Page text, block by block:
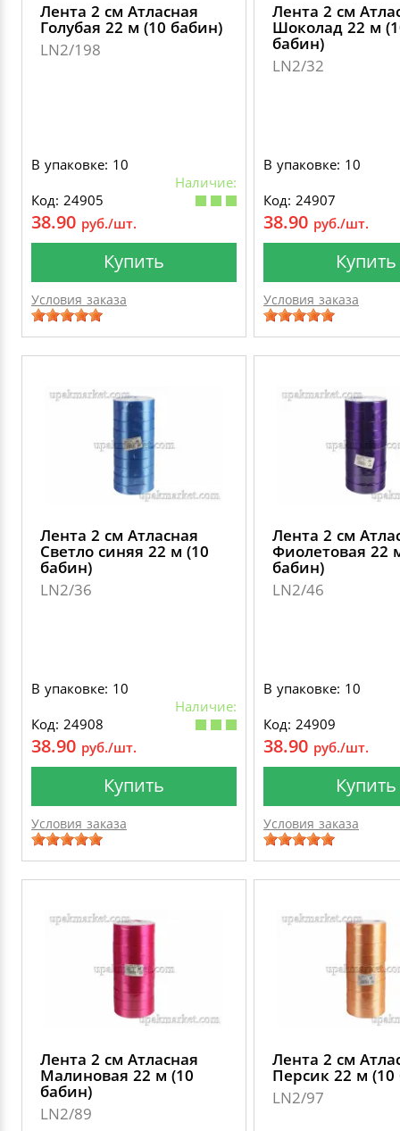
Лента 2 см Атласная
Голубая 22 м (10 бабин)
LN2/198
В упаковке: 10
Наличие:
Код: 24905
38.90 руб./шт.
Купить
Условия заказа
Лента 2 см
Шоколад 22 м
бабин)
LN2/32
В упаковке: 10
Код: 24907
38.90 руб./шт.
Купить
Условия заказа
Лента 2 см Атласная
Светло синяя 22 м (10
бабин)
LN2/36
В упаковке: 10
Наличие:
Код: 24908
38.90 руб./шт.
Купить
Условия заказа
Лента 2 см
Фиолетовая 22
бабин)
LN2/46
В упаковке: 10
Код: 24909
38.90 руб./шт.
Купить
Условия заказа
Лента 2 см Атласная
Малиновая 22 м (10
бабин)
LN2/89
Лента 2 см
Персик 22 м (10
LN2/97